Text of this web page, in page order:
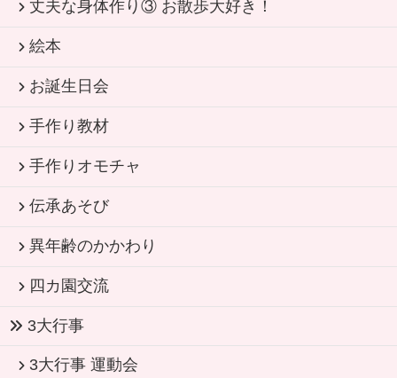
丈夫な身体作り③ お散歩大好き！
絵本
お誕生日会
手作り教材
手作りオモチャ
伝承あそび
異年齢のかかわり
四カ園交流
3大行事
3大行事 運動会